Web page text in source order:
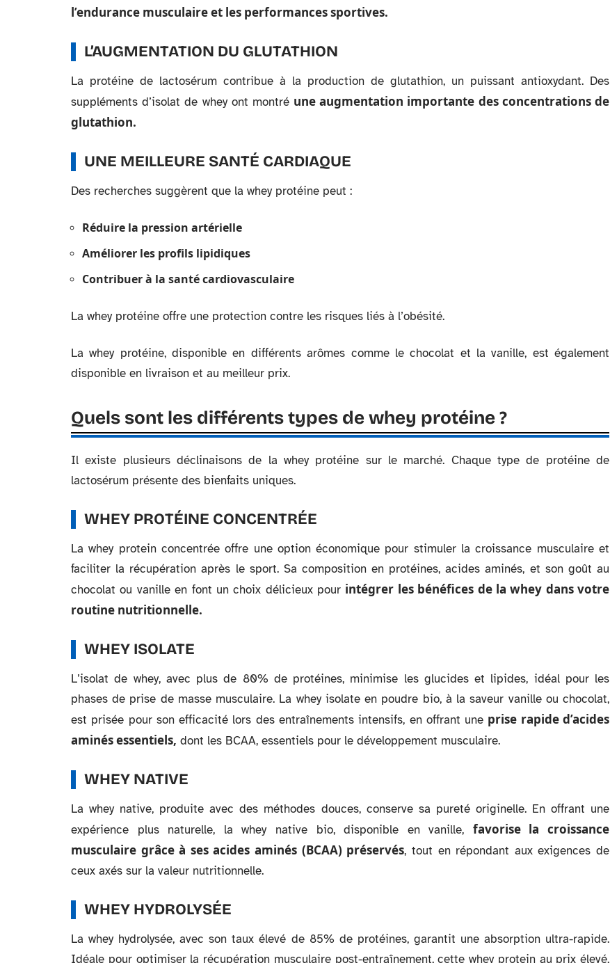
l’endurance musculaire et les performances sportives.
L’AUGMENTATION DU GLUTATHION
La protéine de lactosérum contribue à la production de glutathion, un puissant antioxydant. Des
suppléments d’isolat de whey ont montré une augmentation importante des concentrations de
glutathion.
UNE MEILLEURE SANTÉ CARDIAQUE
Des recherches suggèrent que la whey protéine peut :
Réduire la pression artérielle
Améliorer les profils lipidiques
Contribuer à la santé cardiovasculaire
La whey protéine offre une protection contre les risques liés à l’obésité.
La whey protéine, disponible en différents arômes comme le chocolat et la vanille, est également
disponible en livraison et au meilleur prix.
Quels sont les différents types de whey protéine ?
Il existe plusieurs déclinaisons de la whey protéine sur le marché. Chaque type de protéine de
lactosérum présente des bienfaits uniques.
WHEY PROTÉINE CONCENTRÉE
La whey protein concentrée offre une option économique pour stimuler la croissance musculaire et
faciliter la récupération après le sport. Sa composition en protéines, acides aminés, et son goût au
chocolat ou vanille en font un choix délicieux pour intégrer les bénéfices de la whey dans votre
routine nutritionnelle.
WHEY ISOLATE
L’isolat de whey, avec plus de 80% de protéines, minimise les glucides et lipides, idéal pour les
phases de prise de masse musculaire. La whey isolate en poudre bio, à la saveur vanille ou chocolat,
est prisée pour son efficacité lors des entraînements intensifs, en offrant une prise rapide d’acides
aminés essentiels, dont les BCAA, essentiels pour le développement musculaire.
WHEY NATIVE
La whey native, produite avec des méthodes douces, conserve sa pureté originelle. En offrant une
expérience plus naturelle, la whey native bio, disponible en vanille, favorise la croissance
musculaire grâce à ses acides aminés (BCAA) préservés, tout en répondant aux exigences de
ceux axés sur la valeur nutritionnelle.
WHEY HYDROLYSÉE
La whey hydrolysée, avec son taux élevé de 85% de protéines, garantit une absorption ultra-rapide.
Idéale pour optimiser la récupération musculaire post-entraînement, cette whey protein au prix élevé,